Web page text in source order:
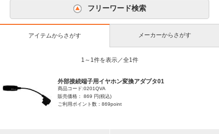
フリーワード検索
アイテムからさがす メーカーからさがす
1～1件を表示／全1件
外部接続端子用イヤホン変換アダプタ01
商品コード:0201QVA
販売価格： 869 円(税込)
ご利用ポイント数：869point